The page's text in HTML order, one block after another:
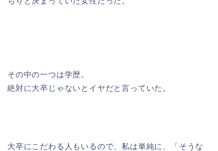
その中の一つは学歴。
絶対に大卒じゃないとイヤだと言っていた。
大卒にこだわる人もいるので、私は単純に、「そうな